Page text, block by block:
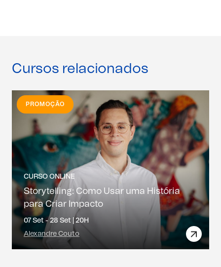
Cursos relacionados
CURSO ONLINE
Storytelling: Como Usar uma História
para Criar Impacto
07 Set - 28 Set | 20H
Alexandre Couto
PROMOÇÃO